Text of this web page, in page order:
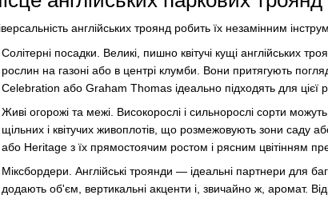
англійських троянд робить їх незамінним
Солітерні посадки. Великі, пишно квітучі кущі англійських
рослин на газоні або в центрі клумби. Вони притягують
Celebration або Graham Thomas ідеально підходять для цієї
Живі огорожі та межі. Високорослі і сильнорослі сорти
щільних і квітучих живоплотів, що розмежовують зони саду
або Heritage з їх прямостоячим ростом і рясним цвітінням
Міксбордери. Англійські троянди — ідеальні партнери для
додають об'єм, вертикальні акценти і, звичайно ж, аромат.